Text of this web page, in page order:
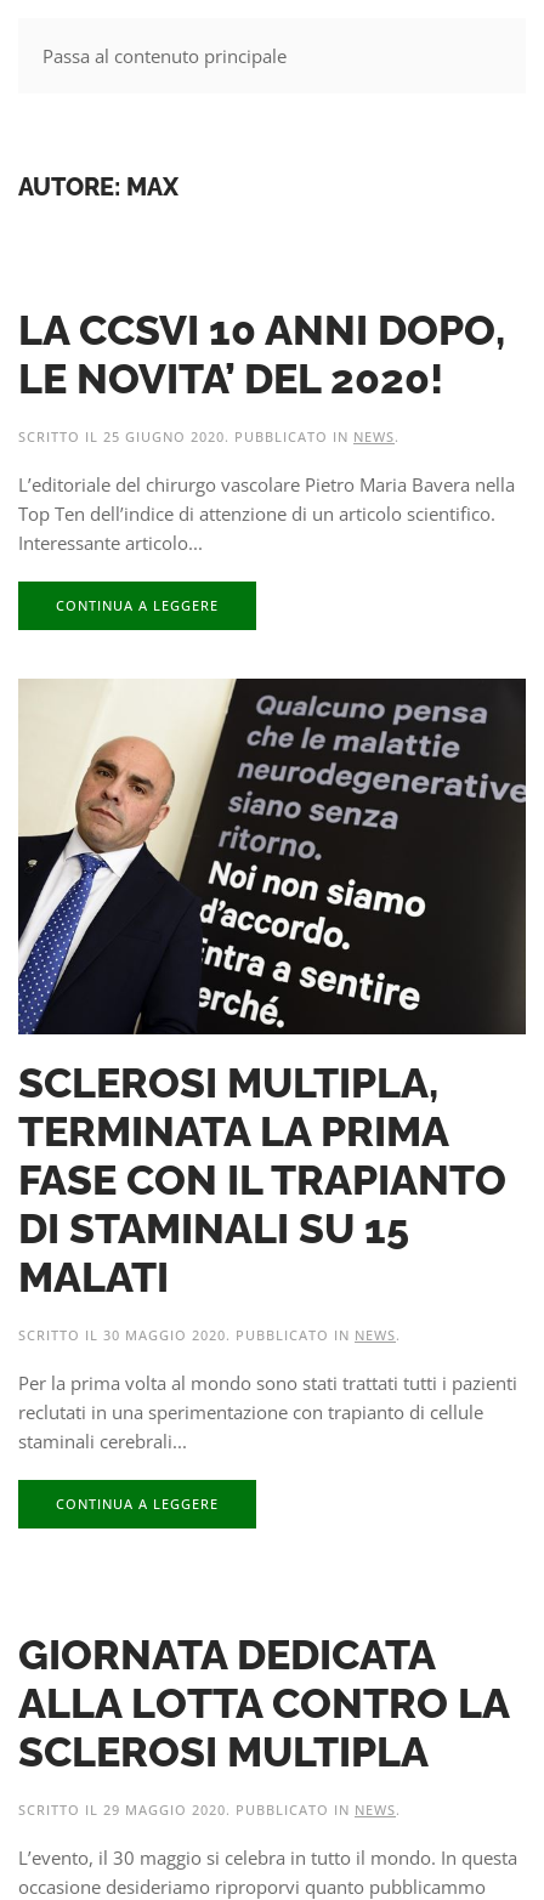
Passa al contenuto principale
MENU
AUTORE: MAX
LA CCSVI 10 ANNI DOPO,
LE NOVITA’ DEL 2020!
SCRITTO IL 25 GIUGNO 2020. PUBBLICATO IN NEWS.
L’editoriale del chirurgo vascolare Pietro Maria Bavera nella
Top Ten dell’indice di attenzione di un articolo scientifico.
Interessante articolo...
CONTINUA A LEGGERE
SCLEROSI MULTIPLA,
TERMINATA LA PRIMA
FASE CON IL TRAPIANTO
DI STAMINALI SU 15
MALATI
SCRITTO IL 30 MAGGIO 2020. PUBBLICATO IN NEWS.
Per la prima volta al mondo sono stati trattati tutti i pazienti
reclutati in una sperimentazione con trapianto di cellule
staminali cerebrali...
CONTINUA A LEGGERE
GIORNATA DEDICATA
ALLA LOTTA CONTRO LA
SCLEROSI MULTIPLA
SCRITTO IL 29 MAGGIO 2020. PUBBLICATO IN NEWS.
L’evento, il 30 maggio si celebra in tutto il mondo. In questa
occasione desideriamo riproporvi quanto pubblicammo